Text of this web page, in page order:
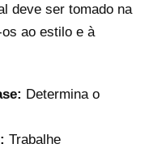
deve ser tomado na
ao estilo e à
Determina o
Trabalhe